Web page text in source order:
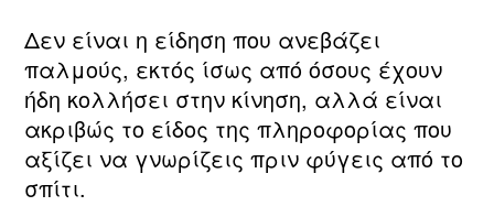
Δεν είναι η είδηση που ανεβάζει
παλμούς, εκτός ίσως από όσους έχουν
ήδη κολλήσει στην κίνηση, αλλά είναι
ακριβώς το είδος της πληροφορίας που
αξίζει να γνωρίζεις πριν φύγεις από το
σπίτι.